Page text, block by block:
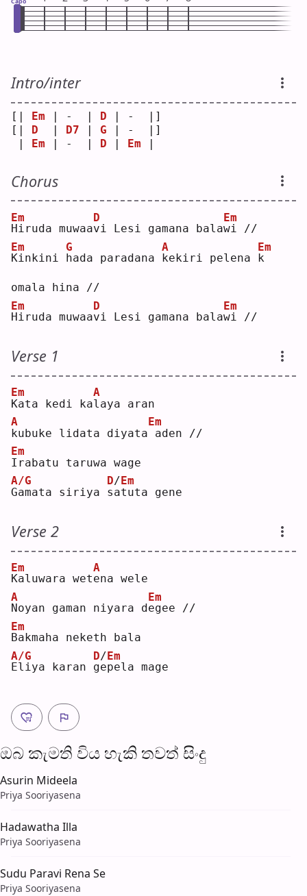
Intro/inter
[| Em | -  | D | -  |]
[|
D D7 G | -  |]
Em | -  | D Em
Chorus
H
Em
iruda muwaav
D
i Lesi gamana balaw
Em
i //
K
Em
inkini h
G
ada paradana k
A
ekiri pelena k
Em
omala hina //
H
Em
iruda muwaav
D
i Lesi gamana balaw
Em
i //
Verse 1
K
Em
ata kedi kal
A
aya aran
k
A
ubuke lidata diyata
Em
aden //
I
Em
rabatu taruwa wage
G
A/G
amata siriya s
D
a
/Em
tuta gene
Verse 2
K
Em
aluwara wete
A
na wele
N
A
oyan gaman niyara de
Em
gee //
B
Em
akmaha neketh bala
E
A/G
liya karan g
D
e
/Em
pela mage
ඔබ කැමති විය හැ​කි තව​ත් සිංදු
Asurin Mideela
Priya Sooriyasena
Hadawatha Illa
Priya Sooriyasena
Sudu Paravi Rena Se
Priya Sooriyasena